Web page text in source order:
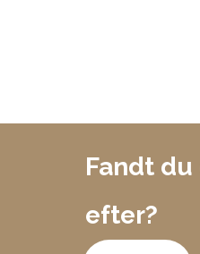
Fandt
efter?